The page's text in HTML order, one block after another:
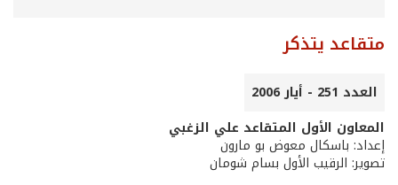
متقاعد يتذكر
العدد 251 - أيار 2006
المعاون الأول المتقاعد علي الزغبي
إعداد: باسكال معوض بو مارون
تصوير: الرقيب الأول بسام شومان